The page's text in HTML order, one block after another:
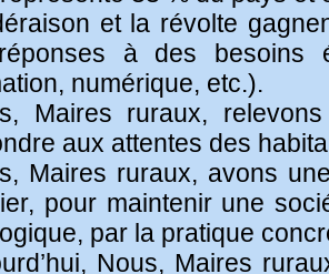
et la révolte
à des besoins
numérique, etc.).
Maires ruraux,
aux attentes des
Maires ruraux, avons
pour maintenir une
par la pratique
Nous, Maires